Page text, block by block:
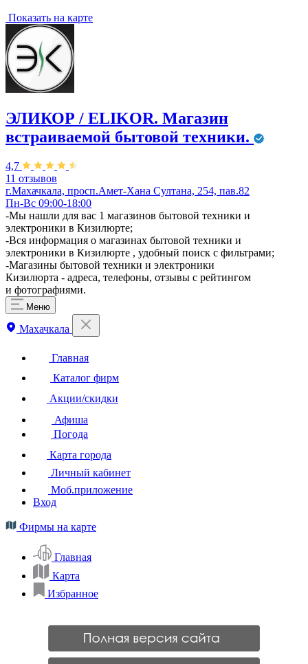
Показать на карте
ЭЛИКОР / ELIKOR. Магазин
встраиваемой бытовой техники.
4,7
11 отзывов
г.Махачкала, просп.Амет-Хана Султана, 254, пав.82
Пн-Вс 09:00-18:00
-Мы нашли для вас 1 магазинов бытовой техники и
электроники в Кизилюрте;
-Вся информация о магазинах бытовой техники и
электроники в Кизилюрте , удобный поиск с фильтрами;
-Магазины бытовой техники и электроники
Кизилюрта - адреса, телефоны, отзывы с рейтингом
и фотографиями.
Меню
Махачкала
Главная
Каталог фирм
Акции/скидки
Афиша
Погода
Карта города
Личный кабинет
Моб.приложение
Вход
Фирмы на карте
Главная
Карта
Избранное